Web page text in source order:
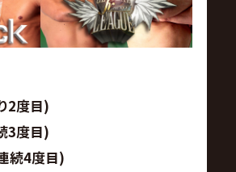
2度目)
3度目)
続4度目)